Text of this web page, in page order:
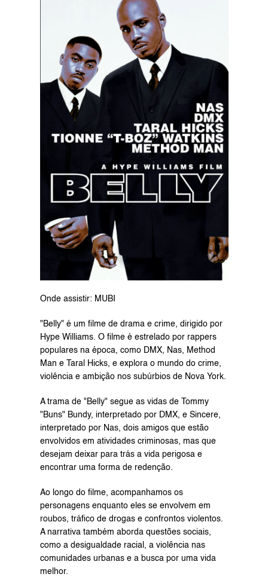
Onde assistir: MUBI
"Belly" é um filme de drama e crime, dirigido por
Hype Williams. O filme é estrelado por rappers
populares na época, como DMX, Nas, Method
Man e Taral Hicks, e explora o mundo do crime,
violência e ambição nos subúrbios de Nova York.
A trama de "Belly" segue as vidas de Tommy
"Buns" Bundy, interpretado por DMX, e Sincere,
interpretado por Nas, dois amigos que estão
envolvidos em atividades criminosas, mas que
desejam deixar para trás a vida perigosa e
encontrar uma forma de redenção.
Ao longo do filme, acompanhamos os
personagens enquanto eles se envolvem em
roubos, tráfico de drogas e confrontos violentos.
A narrativa também aborda questões sociais,
como a desigualdade racial, a violência nas
comunidades urbanas e a busca por uma vida
melhor.